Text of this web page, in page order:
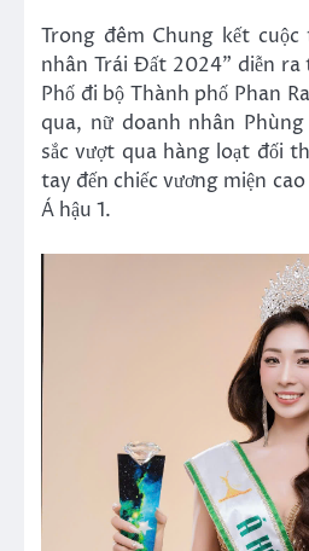
Trong đêm Chung kết
nhân Trái Đất 2024” diễn ra
Phố đi bộ Thành phố Phan
qua, nữ doanh nhân
sắc vượt qua hàng loạt đối
tay đến chiếc vương miện
Á hậu 1.